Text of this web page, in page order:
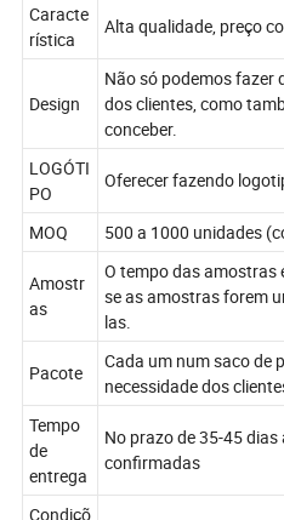
Caracte
rística
Alta qualidade, preço
Design
Não só podemos fazer
dos clientes, como
conceber.
LOGÓTI
PO
Oferecer fazendo
MOQ 500 a 1000 unidades
Amostr
as
O tempo das amostras
se as amostras forem
las.
Pacote
Cada um num saco de
necessidade dos
Tempo
de
entrega
No prazo de 35-45
confirmadas
Condiçõ